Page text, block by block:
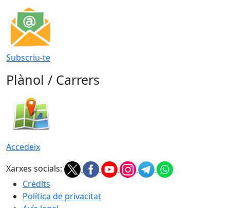
Subscriu-te
Plànol / Carrers
Accedeix
Xarxes socials:
Crèdits
Política de privacitat